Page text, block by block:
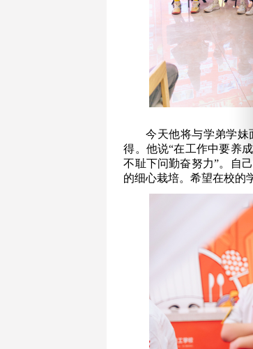
今天他将与学弟学妹
得。他说“在工作中要养
不耻下问勤奋努力”。自
的细心栽培。希望在校的